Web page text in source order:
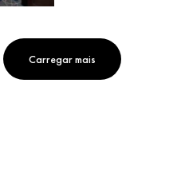
Carregar mais